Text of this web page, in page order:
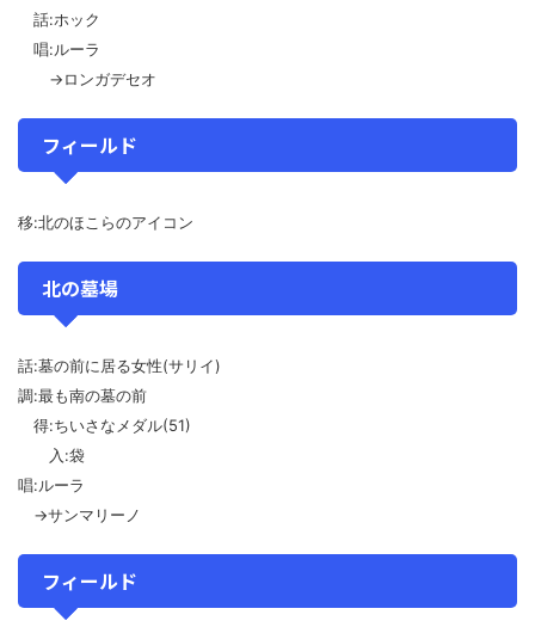
話:ホック
唱:ルーラ
→ロンガデセオ
フィールド
移:北のほこらのアイコン
北の墓場
話:墓の前に居る女性(サリイ)
調:最も南の墓の前
得:ちいさなメダル(51)
入:袋
唱:ルーラ
→サンマリーノ
フィールド